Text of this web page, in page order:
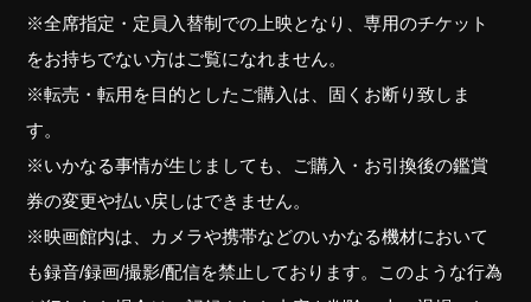
※全席指定・定員入替制での上映となり、専用のチケット
をお持ちでない方はご覧になれません。
※転売・転用を目的としたご購入は、固くお断り致しま
す。
※いかなる事情が生じましても、ご購入・お引換後の鑑賞
券の変更や払い戻しはできません。
※映画館内は、カメラや携帯などのいかなる機材において
も録音/録画/撮影/配信を禁止しております。このような行為